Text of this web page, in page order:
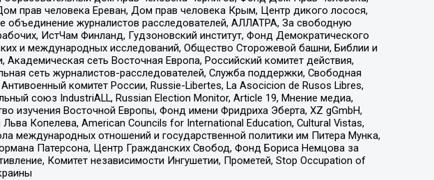
прав человека Ереван, Дом прав человека Крым, Центр дикого лосося,
объединение журналистов расследователей, АЛЛАТРА, За свободную
ИстЧам Финланд, Гудзоновский институт, Фонд Демократического
и международных исследований, Общество Сторожевой башни, Библии и
сеть Восточная Европа, Российский комитет действия,
сеть журналистов-расследователей, Служба поддержки, Свободная
комитет России, Russie-Libertes, La Asocicion de Rusos Libres,
союз IndustriALL, Russian Election Monitor, Article 19, Мнение медиа,
изучения Восточной Европы, Фонд имени Фридриха Эберта, XZ gGmbH,
Копелева, American Councils for International Education, Cultural Vistas,
международных отношений и государственной политики им Питера Мунка,
Патерсона, Центр Гражданских Свобод, Фонд Бориса Немцова за
Комитет независимости Ингушетии, Прометей, Stop Occupation of